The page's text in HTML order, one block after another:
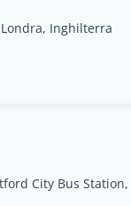
Londra, Inghilterra